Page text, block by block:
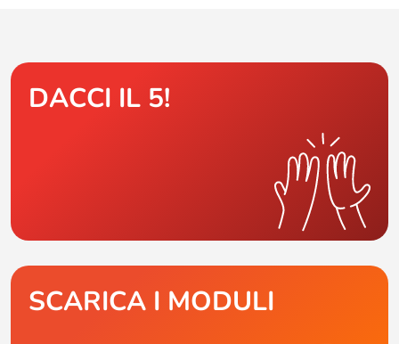
DACCI IL 5!
SCARICA I MODULI